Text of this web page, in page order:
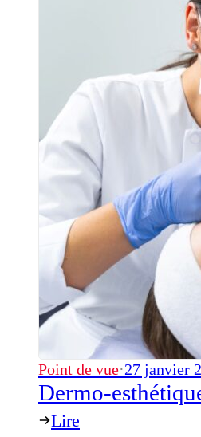
Point de vue·27 janvier
Dermo-
Lire